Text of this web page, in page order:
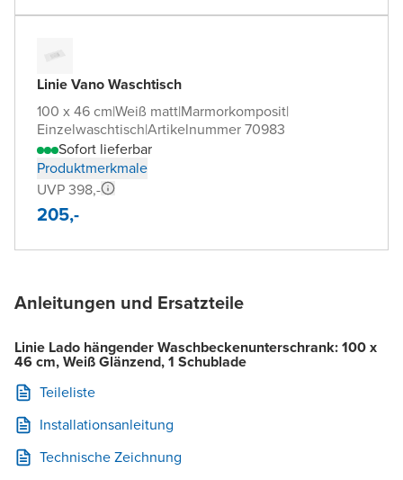
Linie Vano Waschtisch
100 x 46 cm|Weiß matt|Marmorkomposit|
Einzelwaschtisch|Artikelnummer 70983
Sofort lieferbar
Produktmerkmale
UVP 398,-
205,-
Anleitungen und Ersatzteile
Linie Lado hängender Waschbeckenunterschrank: 100 x
46 cm, Weiß Glänzend, 1 Schublade
Teileliste
Installationsanleitung
Technische Zeichnung